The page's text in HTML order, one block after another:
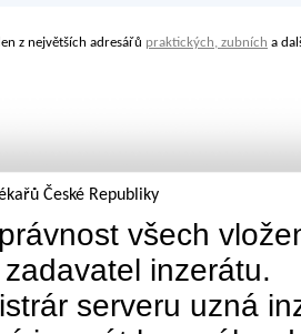
z největších adresářů praktických, zubních a
České Republiky
všech
inzerátu.
serveru uzná